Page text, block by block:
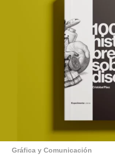
Gráfica y Comunicación